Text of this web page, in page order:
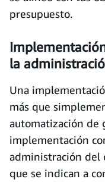
presupuesto.
la
Una
más que
automatización de
implementación
administración del
que se indican a